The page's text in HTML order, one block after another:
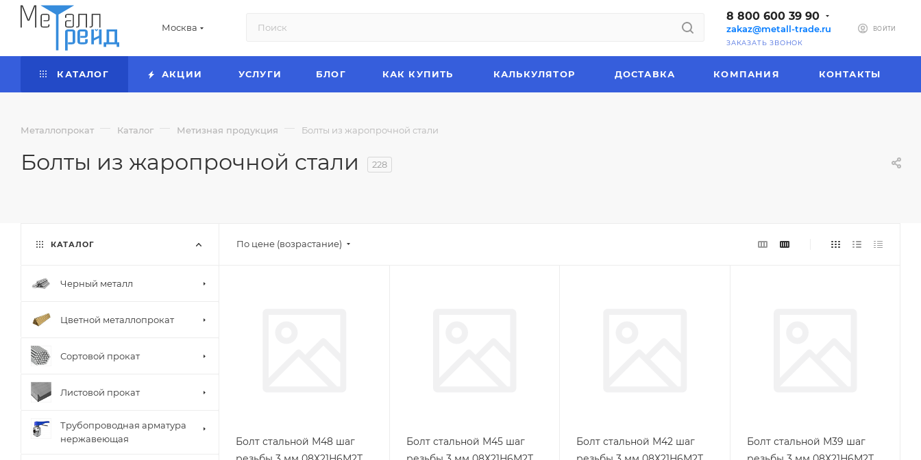
Москва
8 800 600 39 90
zakaz@metall-trade.ru
ЗАКАЗАТЬ ЗВОНОК
ВОЙТИ
КАТАЛОГ АКЦИИ УСЛУГИ БЛОГ КАК КУПИТЬ КАЛЬКУЛЯТОР ДОСТАВКА КОМПАНИЯ КОНТАКТЫ
Металлопрокат — Каталог — Метизная продукция — Болты из жаропрочной стали
Болты из жаропрочной стали 228
По цене (возрастание)
Болт стальной М48 шаг
Болт стальной М45 шаг
Болт стальной М42 шаг
Болт стальной М39 шаг
КАТАЛОГ
Черный металл
Цветной металлопрокат
Сортовой прокат
Листовой прокат
Трубопроводная арматура
нержавеющая